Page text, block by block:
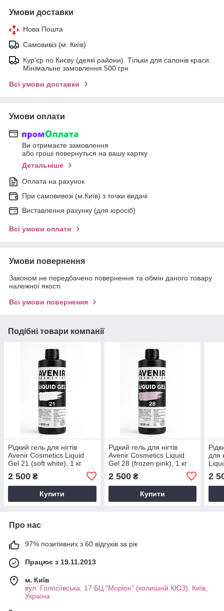
Умови доставки
Нова Пошта
Самовивіз (м. Київ)
Кур'єр по Києву (деякі райони). Тільки для салонів краси.
Мінімальне замовлення 500 грн
Всі умови доставки
Умови оплати
Ви отримаєте замовлення
або гроші повернуться на вашу картку
Детальніше
Оплата на рахунок
При самовивозі (м.Київ) з точки видачі
Виставлення рахунку (для юросіб)
Всі умови оплати
Умови повернення
Законом не передбачено повернення та обмін даного товару
належної якості
Всі умови повернення
Подібні товари компанії
Рідкий гель для нігтів
Avenir Cosmetics Liquid
Gel 21 (soft white), 1 кг
2 500 ₴
Купити
Рідкий гель для нігтів
Avenir Cosmetics Liquid
Gel 28 (frozen pink), 1 кг
2 500₴
Купити
для
2
Про нас
97% позитивних з 60 відгуків за рік
Працює з 19.11.2013
м. Київ
вул. Голосіївська, 17 БЦ "Моріон" (колишній КЮЗ), Київ,
Україна